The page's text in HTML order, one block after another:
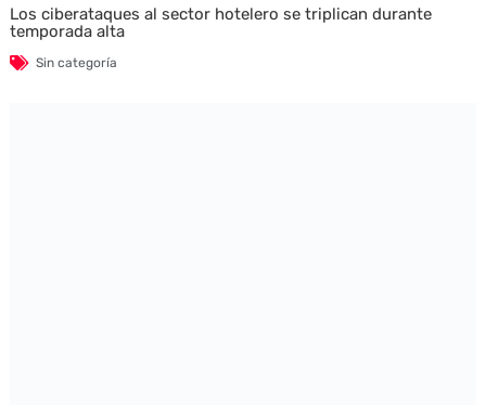
Los ciberataques al sector hotelero se triplican durante
temporada alta
Sin categoría